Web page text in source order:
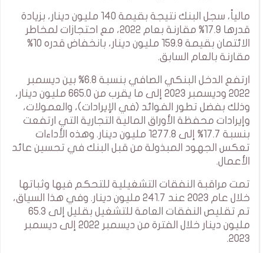
مالياً، سجل البنك نتيجة بقيمة 140 مليون دينار، بزيادة
قدرها 17.9% مقارنة بعام 2022، مع احتجازات لمخاطر
الائتمان بقيمة 159.9 مليون دينار، بانخفاض قدره 10%
مقارنة بالعام السابق.
ارتفع الدخل البنكي الصافي بنسبة 6.8% بين ديسمبر
2022 وديسمبر 2023 إلى ما يقرب من 665.0 مليون دينار،
وذلك بفضل تطور الفوائد (في الإيرادات)، والعمولات،
وإيرادات محفظة الأوراق المالية التجارية التي ارتفعت
بنسبة 17.7% إلى 1277.8 مليون دينار. وهذه الأداءات
تعكس الجهود المبذولة من قبل البنك في تحسين عائد
الأعمال.
تمت مراقبة النفقات التشغيلية للتحكم فيها وثباتها
خلال عام 2023 عند 241.7 مليون دينار. وفي هذا السياق،
تم تقليص النفقات العامة للتشغيل بقليل إلى 65.3
مليون دينار خلال الفترة من ديسمبر 2022 إلى ديسمبر
2023.